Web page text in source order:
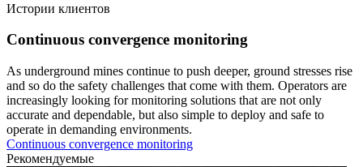
Истории клиентов
Continuous convergence monitoring
As underground mines continue to push deeper, ground stresses rise
and so do the safety challenges that come with them. Operators are
increasingly looking for monitoring solutions that are not only
accurate and dependable, but also simple to deploy and safe to
operate in demanding environments.
Continuous convergence monitoring
Рекомендуемые